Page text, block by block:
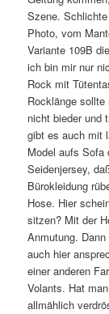
Szene.
Photo, vom
Variante 109B
ich bin mir nur
Rock mit
Rocklänge
nicht bieder und
gibt es auch mit
Model aufs Sofa
Seidenjersey,
Bürokleidung
Hose. Hier
sitzen? Mit der
Anmutung.
auch hier
einer anderen
Volants. Hat
allmählich